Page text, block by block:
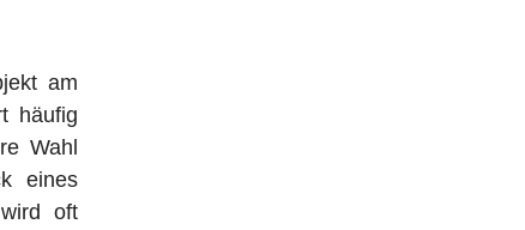
am
häufig
Wahl
eines
oft